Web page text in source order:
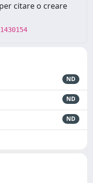
citare o creare
ND
ND
ND